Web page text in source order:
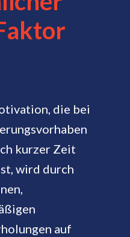
die bei
kurzer Zeit
wird durch
auf